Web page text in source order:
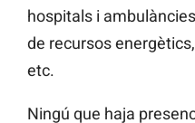
hospitals i
de recursos
etc.
Ningú que haja